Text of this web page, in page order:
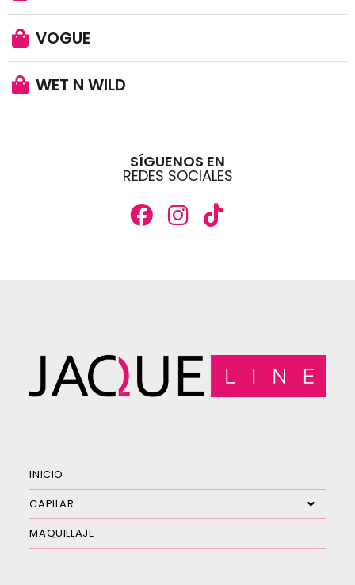
VOGUE
WET N WILD
SÍGUENOS EN
REDES SOCIALES
INICIO
CAPILAR
MAQUILLAJE